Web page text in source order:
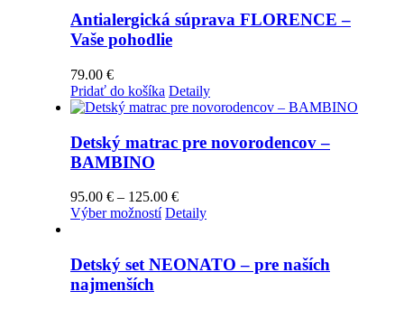
Antialergická súprava FLORENCE –
Vaše pohodlie
79.00 €
Pridať do košíka Detaily
Detský matrac pre novorodencov –
BAMBINO
95.00 € – 125.00 €Price
range:
125.00 €
Výber možností Tento
viacero
variantov.
Detaily
Detský set NEONATO – pre naších
najmenších